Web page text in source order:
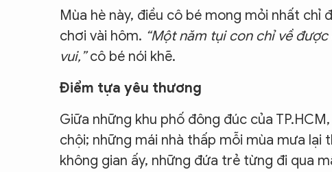
Mùa hè này, điều cô bé mong mỏi nhất chỉ
chơi vài hôm. “Một năm tụi con chỉ về
vui,”cô bé nói khẽ.
Điểm tựa yêu thương
Giữa những khu phố đông đúc của
chội; những mái nhà thấp mỗi mùa mưa
không gian ấy, những đứa trẻ từng đi qua